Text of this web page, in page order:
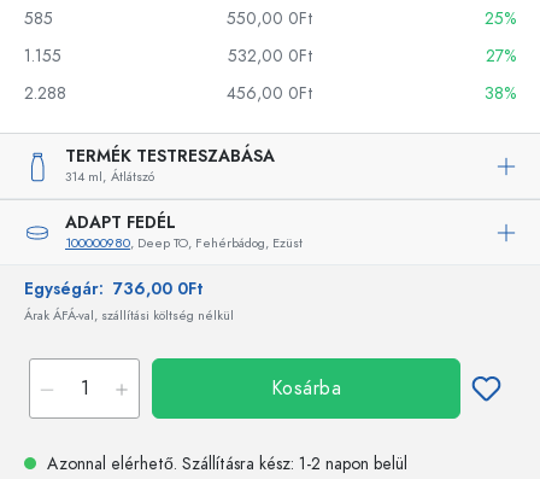
585
550,00 0Ft
25%
1.155
532,00 0Ft
27%
2.288
456,00 0Ft 38%
TERMÉK TESTRESZABÁSA
314 ml, Átlátszó
ADAPT FEDÉL
100000980, Deep TO, Fehérbádog, Ezüst
Egységár: 736,00 0Ft
Árak ÁFÁ-val, szállítási költség nélkül
Kosárba
Azonnal elérhető. Szállításra kész: 1-2 napon belül